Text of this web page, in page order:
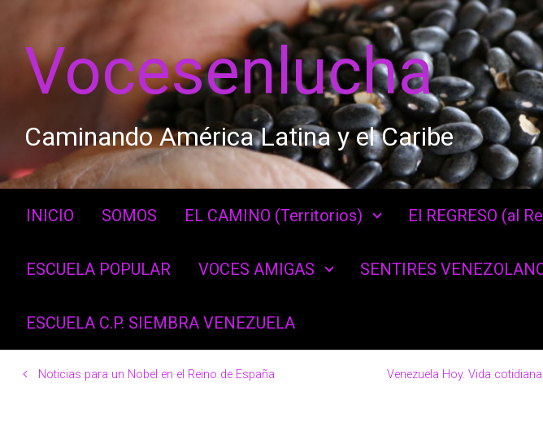
Vocesenlucha
Caminando América Latina y el Caribe
INICIO SOMOS EL CAMINO (Territorios) El REGRESO (al
ESCUELA POPULAR VOCES AMIGAS SENTIRES
ESCUELA C.P. SIEMBRA VENEZUELA
Noticias para un Nobel en el Reino de España
Venezuela Hoy. Vida